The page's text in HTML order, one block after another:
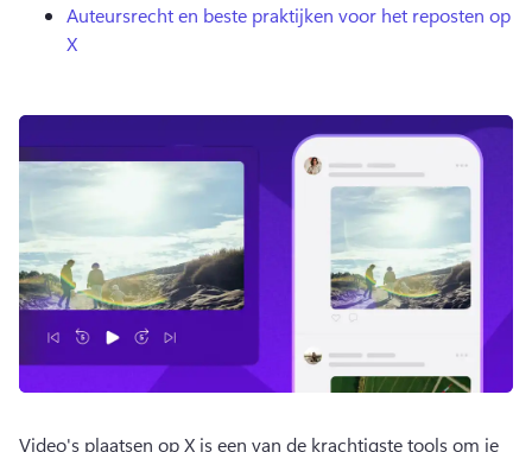
Auteursrecht en beste praktijken voor het reposten op
X
Video's plaatsen op X is een van de krachtigste tools om je